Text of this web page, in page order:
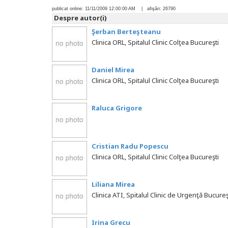
publicat online: 11/11/2009 12:00:00 AM | afişări: 26790
Despre autor(i)
Şerban Berteşteanu
Clinica ORL, Spitalul Clinic Colţea Bucureşti
Daniel Mirea
Clinica ORL, Spitalul Clinic Colţea Bucureşti
Raluca Grigore
Cristian Radu Popescu
Clinica ORL, Spitalul Clinic Colţea Bucureşti
Liliana Mirea
Clinica ATI, Spitalul Clinic de Urgenţă
Irina Grecu